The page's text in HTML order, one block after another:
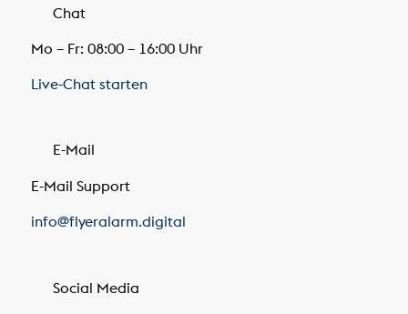
Chat
Mo – Fr: 08:00 – 16:00 Uhr
Live-Chat starten
E-Mail
E-Mail Support
info@flyeralarm.digital
Social Media